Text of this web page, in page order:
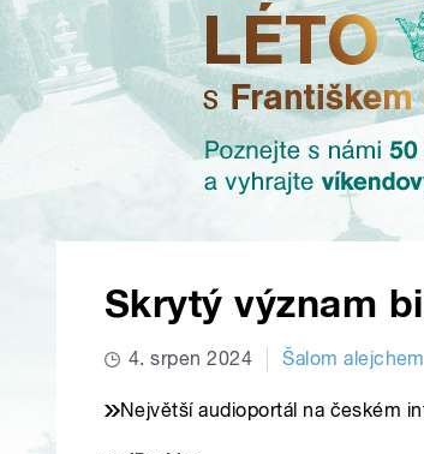
Skrytý význam
4. srpen 2024 Šalom alejchem
Největší audioportál na českém